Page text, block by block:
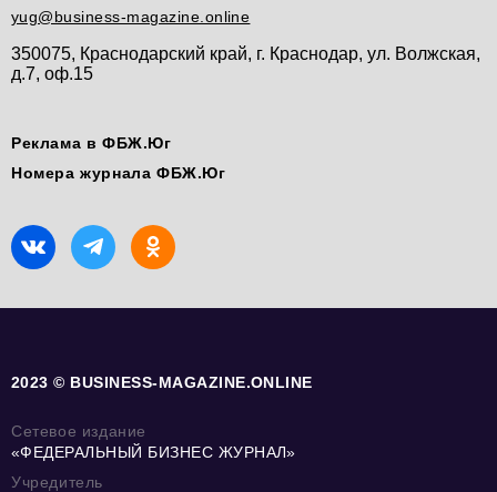
yug@business-magazine.online
350075, Краснодарский край, г. Краснодар, ул. Волжская,
д.7, оф.15
Реклама в ФБЖ.Юг
Номера журнала ФБЖ.Юг
2023 © BUSINESS-MAGAZINE.ONLINE
Сетевое издание
«ФЕДЕРАЛЬНЫЙ БИЗНЕС ЖУРНАЛ»
Учредитель